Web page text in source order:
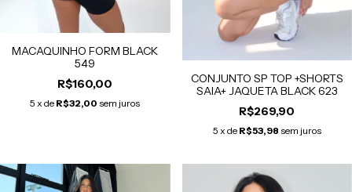
MACAQUINHO FORM BLACK
549
R$160,00
5 x de R$32,00 sem juros
CONJUNTO SP TOP +SHORTS
SAIA+ JAQUETA BLACK 623
R$269,90
5 x de R$53,98 sem juros